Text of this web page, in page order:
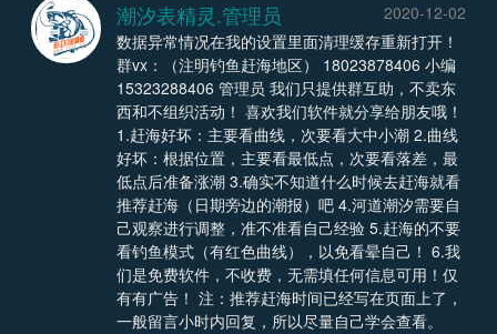
潮汐表精灵.管理员
2020-12-02
数据异常情况在我的设置里面清理缓存重新打开！
群vx：（注明钓鱼赶海地区） 18023878406 小编
15323288406 管理员 我们只提供群互助，不卖东
西和不组织活动！ 喜欢我们软件就分享给朋友哦！
1.赶海好坏：主要看曲线，次要看大中小潮 2.曲线
好坏：根据位置，主要看最低点，次要看落差，最
低点后准备涨潮 3.确实不知道什么时候去赶海就看
推荐赶海（日期旁边的潮报）吧 4.河道潮汐需要自
己观察进行调整，准不准看自己经验 5.赶海的不要
看钓鱼模式（有红色曲线），以免看晕自己！ 6.我
们是免费软件，不收费，无需填任何信息可用！仅
有有广告！ 注：推荐赶海时间已经写在页面上了，
一般留言小时内回复，所以尽量自己学会查看。